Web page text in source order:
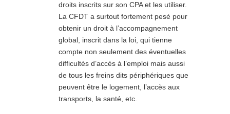
droits inscrits sur son CPA et les utiliser.
La CFDT a surtout fortement pesé pour
obtenir un droit à l’accompagnement
global, inscrit dans la loi, qui tienne
compte non seulement des éventuelles
difficultés d’accès à l’emploi mais aussi
de tous les freins dits périphériques que
peuvent être le logement, l’accès aux
transports, la santé, etc.